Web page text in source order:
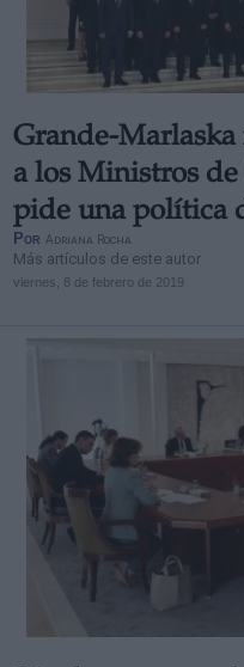
Grande-
a los Ministros
pide una política
Por Adriana Rocha
Más artículos de este autor
viernes, 8 de febrero de 2019
Derechos:
link
Información adicional
link